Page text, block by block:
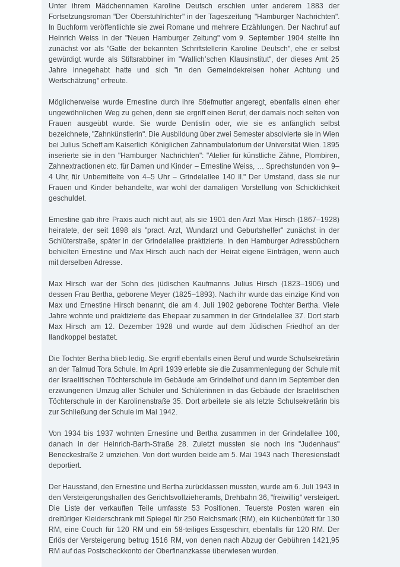
Unter ihrem Mädchennamen Karoline Deutsch erschien unter anderem 1883 der
Fortsetzungsroman "Der Oberstuhlrichter" in der Tageszeitung "Hamburger Nachrichten".
In Buchform veröffentlichte sie zwei Romane und mehrere Erzählungen. Der Nachruf auf
Heinrich Weiss in der "Neuen Hamburger Zeitung" vom 9. September 1904 stellte ihn
zunächst vor als "Gatte der bekannten Schriftstellerin Karoline Deutsch", ehe er selbst
gewürdigt wurde als Stiftsrabbiner im "Wallich’schen Klausinstitut", der dieses Amt 25
Jahre innegehabt hatte und sich "in den Gemeindekreisen hoher Achtung und
Wertschätzung" erfreute.
Möglicherweise wurde Ernestine durch ihre Stiefmutter angeregt, ebenfalls einen eher
ungewöhnlichen Weg zu gehen, denn sie ergriff einen Beruf, der damals noch selten von
Frauen ausgeübt wurde. Sie wurde Dentistin oder, wie sie es anfänglich selbst
bezeichnete, "Zahnkünstlerin". Die Ausbildung über zwei Semester absolvierte sie in Wien
bei Julius Scheff am Kaiserlich Königlichen Zahnambulatorium der Universität Wien. 1895
inserierte sie in den "Hamburger Nachrichten": "Atelier für künstliche Zähne, Plombiren,
Zahnextractionen etc. für Damen und Kinder – Ernestine Weiss, … Sprechstunden von 9–
4 Uhr, für Unbemittelte von 4–5 Uhr – Grindelallee 140 II." Der Umstand, dass sie nur
Frauen und Kinder behandelte, war wohl der damaligen Vorstellung von Schicklichkeit
geschuldet.
Ernestine gab ihre Praxis auch nicht auf, als sie 1901 den Arzt Max Hirsch (1867–1928)
heiratete, der seit 1898 als "pract. Arzt, Wundarzt und Geburtshelfer" zunächst in der
Schlüterstraße, später in der Grindelallee praktizierte. In den Hamburger Adressbüchern
behielten Ernestine und Max Hirsch auch nach der Heirat eigene Einträgen, wenn auch
mit derselben Adresse.
Max Hirsch war der Sohn des jüdischen Kaufmanns Julius Hirsch (1823–1906) und
dessen Frau Bertha, geborene Meyer (1825–1893). Nach ihr wurde das einzige Kind von
Max und Ernestine Hirsch benannt, die am 4. Juli 1902 geborene Tochter Bertha. Viele
Jahre wohnte und praktizierte das Ehepaar zusammen in der Grindelallee 37. Dort starb
Max Hirsch am 12. Dezember 1928 und wurde auf dem Jüdischen Friedhof an der
Ilandkoppel bestattet.
Die Tochter Bertha blieb ledig. Sie ergriff ebenfalls einen Beruf und wurde Schulsekretärin
an der Talmud Tora Schule. Im April 1939 erlebte sie die Zusammenlegung der Schule mit
der Israelitischen Töchterschule im Gebäude am Grindelhof und dann im September den
erzwungenen Umzug aller Schüler und Schülerinnen in das Gebäude der Israelitischen
Töchterschule in der Karolinenstraße 35. Dort arbeitete sie als letzte Schulsekretärin bis
zur Schließung der Schule im Mai 1942.
Von 1934 bis 1937 wohnten Ernestine und Bertha zusammen in der Grindelallee 100,
danach in der Heinrich-Barth-Straße 28. Zuletzt mussten sie noch ins "Judenhaus"
Beneckestraße 2 umziehen. Von dort wurden beide am 5. Mai 1943 nach Theresienstadt
deportiert.
Der Hausstand, den Ernestine und Bertha zurücklassen mussten, wurde am 6. Juli 1943 in
den Versteigerungshallen des Gerichtsvollzieheramts, Drehbahn 36, "freiwillig" versteigert.
Die Liste der verkauften Teile umfasste 53 Positionen. Teuerste Posten waren ein
dreitüriger Kleiderschrank mit Spiegel für 250 Reichsmark (RM), ein Küchenbüfett für 130
RM, eine Couch für 120 RM und ein 58-teiliges Essgeschirr, ebenfalls für 120 RM. Der
Erlös der Versteigerung betrug 1516 RM, von denen nach Abzug der Gebühren 1421,95
RM auf das Postscheckkonto der Oberfinanzkasse überwiesen wurden.